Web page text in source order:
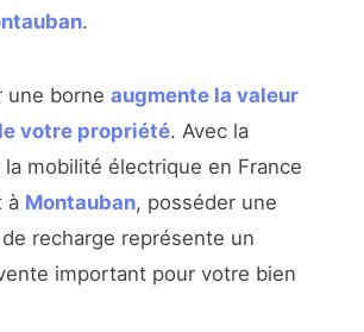
.
une borne augmente la valeur
votre propriété. Avec la
mobilité électrique en France
à Montauban, posséder une
recharge représente un
important pour votre bien